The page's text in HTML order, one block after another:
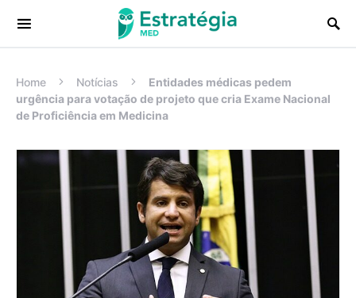
Procurar:
Home Notícias
Entidades médicas pedem
urgência para votação de projeto que cria Exame Nacional
de Proficiência em Medicina